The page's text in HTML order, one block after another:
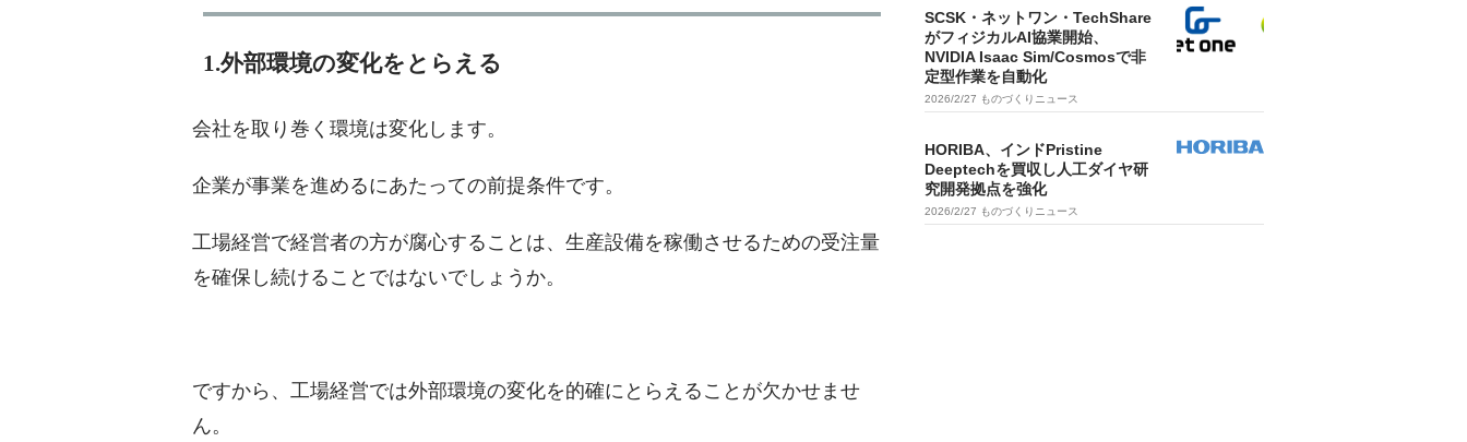
1.外部環境の変化をとらえる
会社を取り巻く環境は変化します。
企業が事業を進めるにあたっての前提条件です。
工場経営で経営者の方が腐心することは、生産設備を稼働させるための受注量
を確保し続けることではないでしょうか。
ですから、工場経営では外部環境の変化を的確にとらえることが欠かせませ
ん。
SCSK・ネットワン・TechShare
がフィジカルAI協業開始、
NVIDIA Isaac Sim/Cosmosで非
定型作業を自動化
2026/2/27 ものづくりニュース
HORIBA、インドPristine
Deeptechを買収し人工ダイヤ研
究開発拠点を強化
2026/2/27 ものづくりニュース